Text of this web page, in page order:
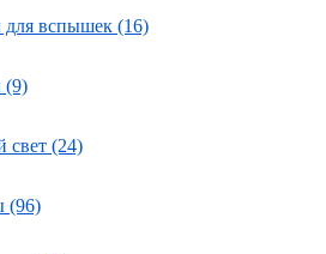
для вспышек (16)
(9)
свет (24)
(96)